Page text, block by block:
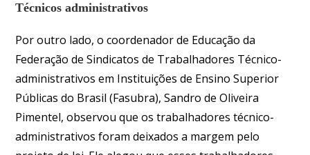
Técnicos administrativos
Por outro lado, o coordenador de Educação da
Federação de Sindicatos de Trabalhadores Técnico-
administrativos em Instituições de Ensino Superior
Públicas do Brasil (Fasubra), Sandro de Oliveira
Pimentel, observou que os trabalhadores técnico-
administrativos foram deixados a margem pelo